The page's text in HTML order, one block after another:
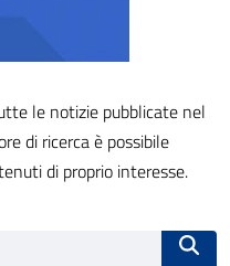
le notizie pubblicate nel
di ricerca è possibile
di proprio interesse.